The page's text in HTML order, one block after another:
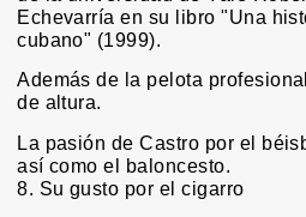
Echevarría en su libro "Una
cubano" (1999).
Además de la pelota
de altura.
La pasión de Castro por el
así como el baloncesto.
8. Su gusto por el cigarro